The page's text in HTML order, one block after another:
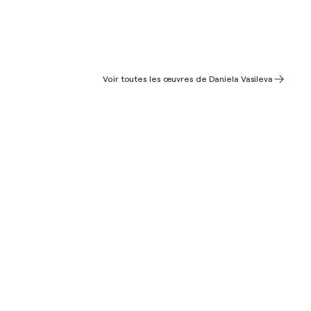
Voir toutes les œuvres de Daniela Vasileva